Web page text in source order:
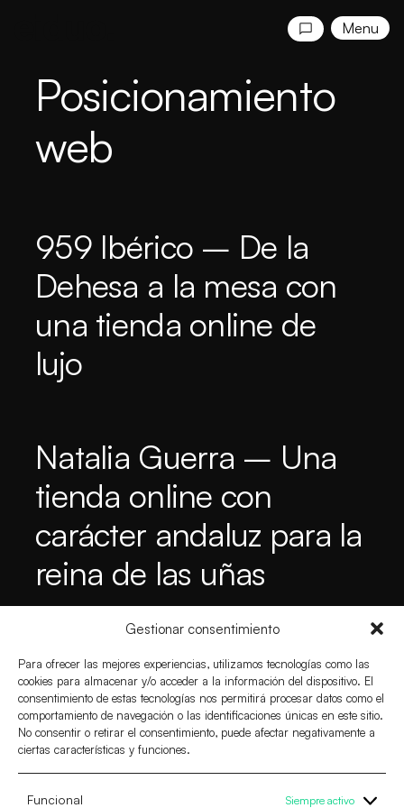
Gestionar consentimiento
Para ofrecer las mejores experiencias, utilizamos tecnologías como las
cookies para almacenar y/o acceder a la información del dispositivo. El
consentimiento de estas tecnologías nos permitirá procesar datos como el
comportamiento de navegación o las identificaciones únicas en este sitio.
No consentir o retirar el consentimiento, puede afectar negativamente a
ciertas características y funciones.
Funcional Siempre activo
Menu
Posicionamiento
web
959 Ibérico – De la
Dehesa a la mesa con
una tienda online de
lujo
Natalia Guerra – Una
tienda online con
carácter andaluz para la
reina de las uñas
Contacto. Servicios.